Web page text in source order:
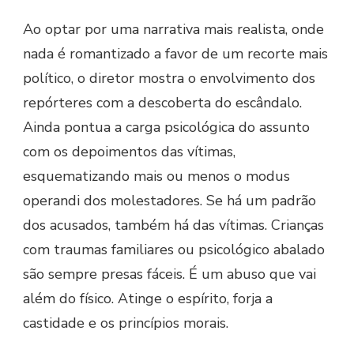
Ao optar por uma narrativa mais realista, onde
nada é romantizado a favor de um recorte mais
político, o diretor mostra o envolvimento dos
repórteres com a descoberta do escândalo.
Ainda pontua a carga psicológica do assunto
com os depoimentos das vítimas,
esquematizando mais ou menos o modus
operandi dos molestadores. Se há um padrão
dos acusados, também há das vítimas. Crianças
com traumas familiares ou psicológico abalado
são sempre presas fáceis. É um abuso que vai
além do físico. Atinge o espírito, forja a
castidade e os princípios morais.